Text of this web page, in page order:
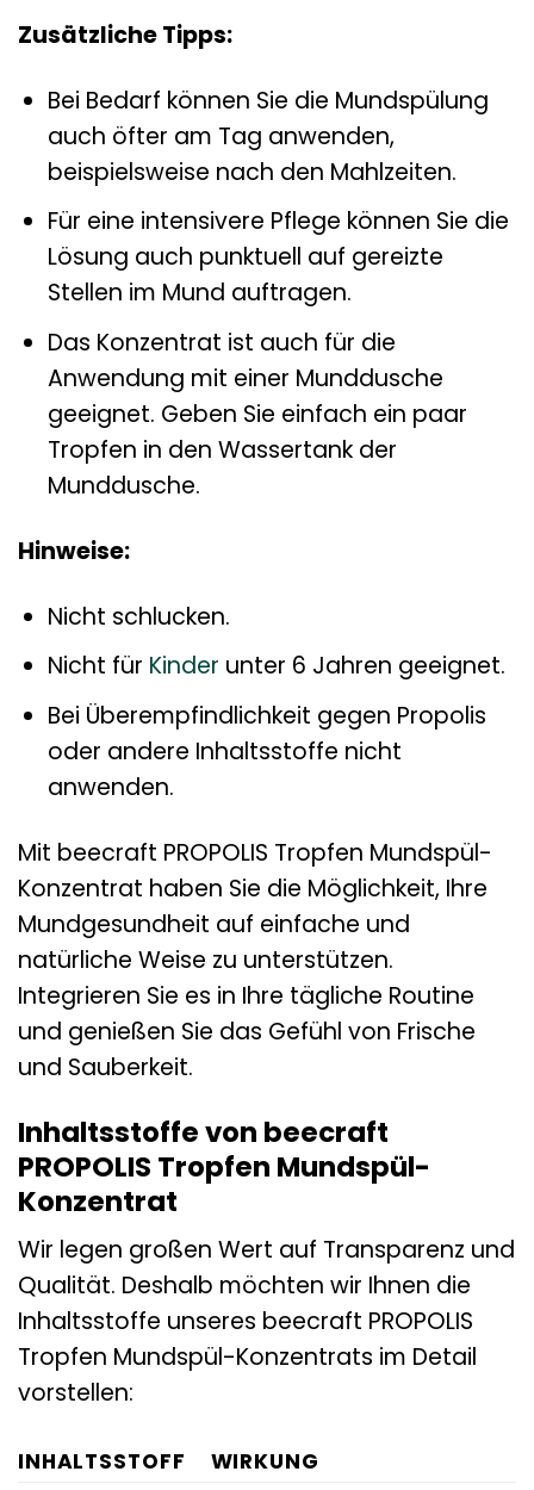
Zusätzliche Tipps:
Bei Bedarf können Sie die Mundspülung
auch öfter am Tag anwenden,
beispielsweise nach den Mahlzeiten.
Für eine intensivere Pflege können Sie die
Lösung auch punktuell auf gereizte
Stellen im Mund auftragen.
Das Konzentrat ist auch für die
Anwendung mit einer Munddusche
geeignet. Geben Sie einfach ein paar
Tropfen in den Wassertank der
Munddusche.
Hinweise:
Nicht schlucken.
Nicht für Kinder unter 6 Jahren geeignet.
Bei Überempfindlichkeit gegen Propolis
oder andere Inhaltsstoffe nicht
anwenden.
Mit beecraft PROPOLIS Tropfen Mundspül-
Konzentrat haben Sie die Möglichkeit, Ihre
Mundgesundheit auf einfache und
natürliche Weise zu unterstützen.
Integrieren Sie es in Ihre tägliche Routine
und genießen Sie das Gefühl von Frische
und Sauberkeit.
Inhaltsstoffe von beecraft
PROPOLIS Tropfen Mundspül-
Konzentrat
Wir legen großen Wert auf Transparenz und
Qualität. Deshalb möchten wir Ihnen die
Inhaltsstoffe unseres beecraft PROPOLIS
Tropfen Mundspül-Konzentrats im Detail
vorstellen:
INHALTSSTOFF WIRKUNG